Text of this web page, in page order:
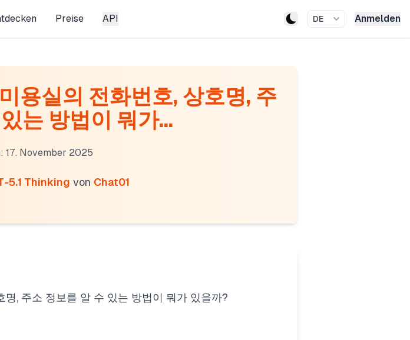
Preise API DE Anmelden
용실의 전화번호, 상호명, 주
는 방법이 뭐가...
17. November 2025
5.1 Thinking von Chat01
, 주소 정보를 알 수 있는 방법이 뭐가 있을까?
but I can still answer using my own
external sources when required. For this
or explain it conceptually without a